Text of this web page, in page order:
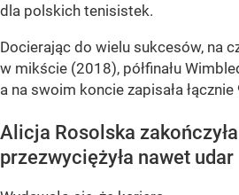
dla polskich tenisistek.
Docierając do wielu sukcesów, na
w mikście (2018), półfinału
a na swoim koncie zapisała
Alicja Rosolska
przezwyciężyła nawet udar